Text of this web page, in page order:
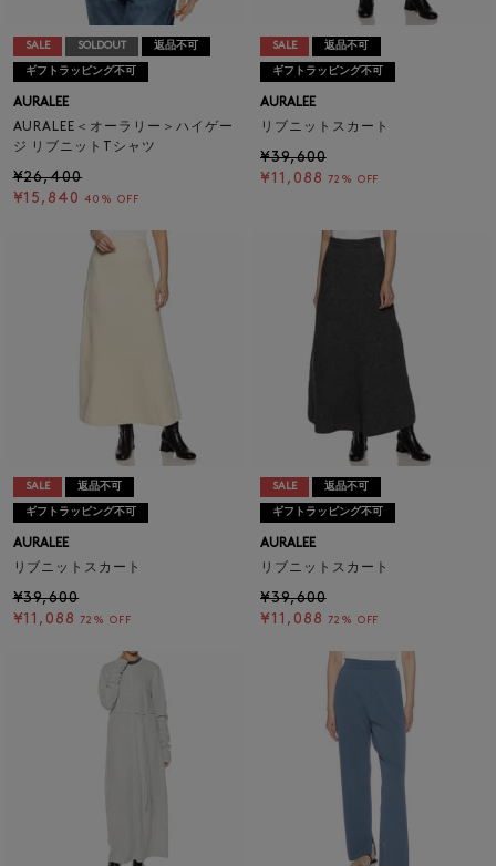
SALE SOLDOUT 返品不可
ギフトラッピング不可
AURALEE
AURALEE＜オーラリー＞ハイゲー
ジ リブニットTシャツ
¥26,400
¥15,840 40% OFF
SALE 返品不可
ギフトラッピング不可
AURALEE
リブニットスカート
¥39,600
¥11,088 72% OFF
SALE 返品不可
ギフトラッピング不可
AURALEE
リブニットスカート
¥39,600
¥11,088 72% OFF
SALE 返品不可
ギフトラッピング不可
AURALEE
リブニットスカート
¥39,600
¥11,088 72% OFF